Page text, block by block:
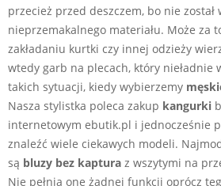
przecież przed deszczem, bo nie został
nieprzemakalnego materiału. Może za
zakładaniu kurtki czy innej odzieży
wtedy garb na plecach, który nieładnie
takich sytuacji, kiedy wybierzemy
Nasza stylistka poleca zakup kangurki
internetowym ebutik.pl i jednocześnie
znaleźć wiele ciekawych modeli.
są bluzy bez kaptura z wszytymi na
Nie pełnią one żadnej funkcji oprócz